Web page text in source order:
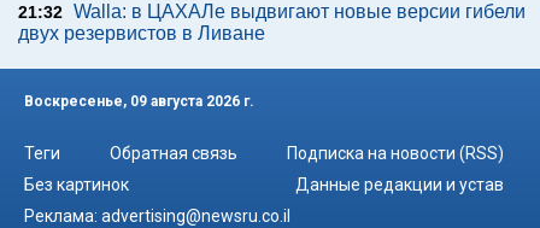
21:32 Walla: в ЦАХАЛе выдвигают новые версии гибели
двух резервистов в Ливане
Воскресенье, 09 августа 2026 г.
Теги Обратная связь
Подписка на новости (RSS)
Без картинок
Данные редакции и устав
Реклама: advertising@newsru.co.il